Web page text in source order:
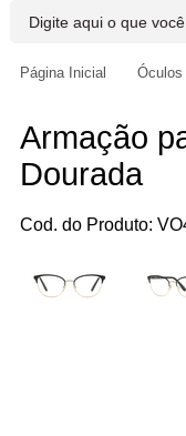
Página Inicial Óculos
Armação
Dourada
Cod. do Produto: